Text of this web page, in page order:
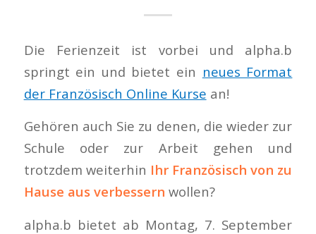
Die Ferienzeit ist vorbei und alpha.b
springt ein und bietet ein neues Format
der Französisch Online Kurse an!
Gehören auch Sie zu denen, die wieder zur
Schule oder zur Arbeit gehen und
trotzdem weiterhin Ihr Französisch von zu
Hause aus verbessern wollen?
alpha.b bietet ab Montag, 7. September